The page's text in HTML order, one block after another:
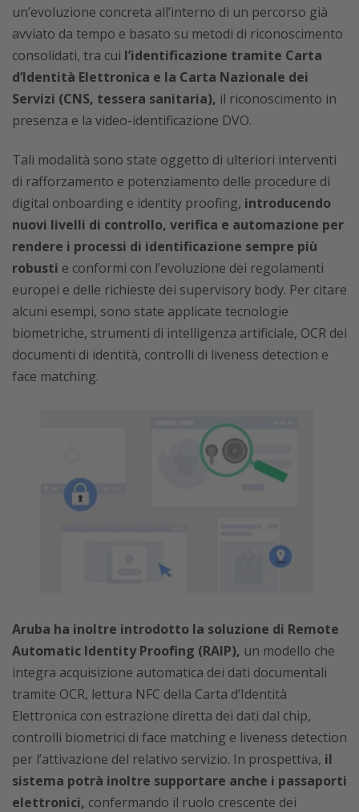
un’evoluzione concreta all’interno di un percorso già
avviato da tempo e basato su metodi di riconoscimento
consolidati, tra cui l’identificazione tramite Carta
d’Identità Elettronica e la Carta Nazionale dei
Servizi (CNS, tessera sanitaria), il riconoscimento in
presenza e la video-identificazione DVO.
Tali modalità sono state oggetto di ulteriori interventi
di rafforzamento e potenziamento delle procedure di
digital onboarding e identity proofing, introducendo
nuovi livelli di controllo, verifica e automazione per
rendere i processi di identificazione sempre più
robusti e conformi con l’evoluzione dei regolamenti
europei e delle richieste dei supervisory body. Per citare
alcuni esempi, sono state applicate tecnologie
biometriche, strumenti di intelligenza artificiale, OCR dei
documenti di identità, controlli di liveness detection e
face matching.
Aruba ha inoltre introdotto la soluzione di Remote
Automatic Identity Proofing (RAIP), un modello che
integra acquisizione automatica dei dati documentali
tramite OCR, lettura NFC della Carta d’Identità
Elettronica con estrazione diretta dei dati dal chip,
controlli biometrici di face matching e liveness detection
per l’attivazione del relativo servizio. In prospettiva, il
sistema potrà inoltre supportare anche i passaporti
elettronici, confermando il ruolo crescente dei